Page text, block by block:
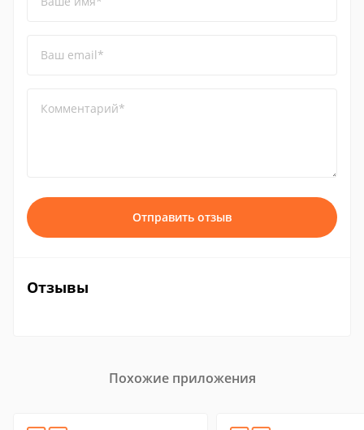
Ваш email*
Комментарий*
Отправить отзыв
Отзывы
Похожие приложения